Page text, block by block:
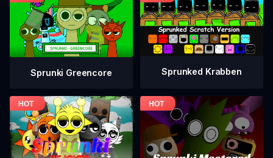
Sprunki Greencore Sprunked Krabben